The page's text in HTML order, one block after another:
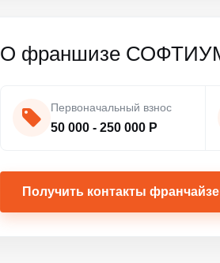
О франшизе
Первоначальный взнос
50 000 - 250 000 Р
Получить контакты